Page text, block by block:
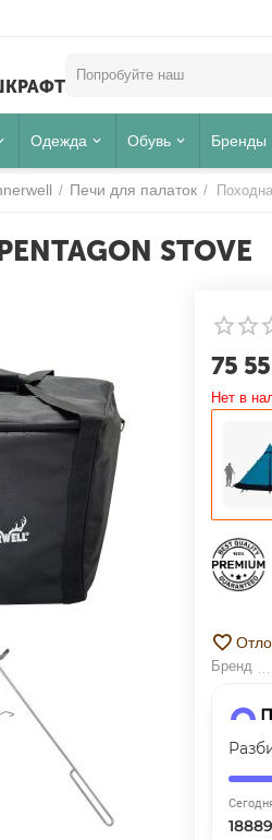
Одежда Обувь Бренды
/ Печи для палаток /
STOVE
75
Нет в
Бренд
18889
ОПЛАТУ
БЕЗ ПЕРЕПЛАТ
товары
сегодня только